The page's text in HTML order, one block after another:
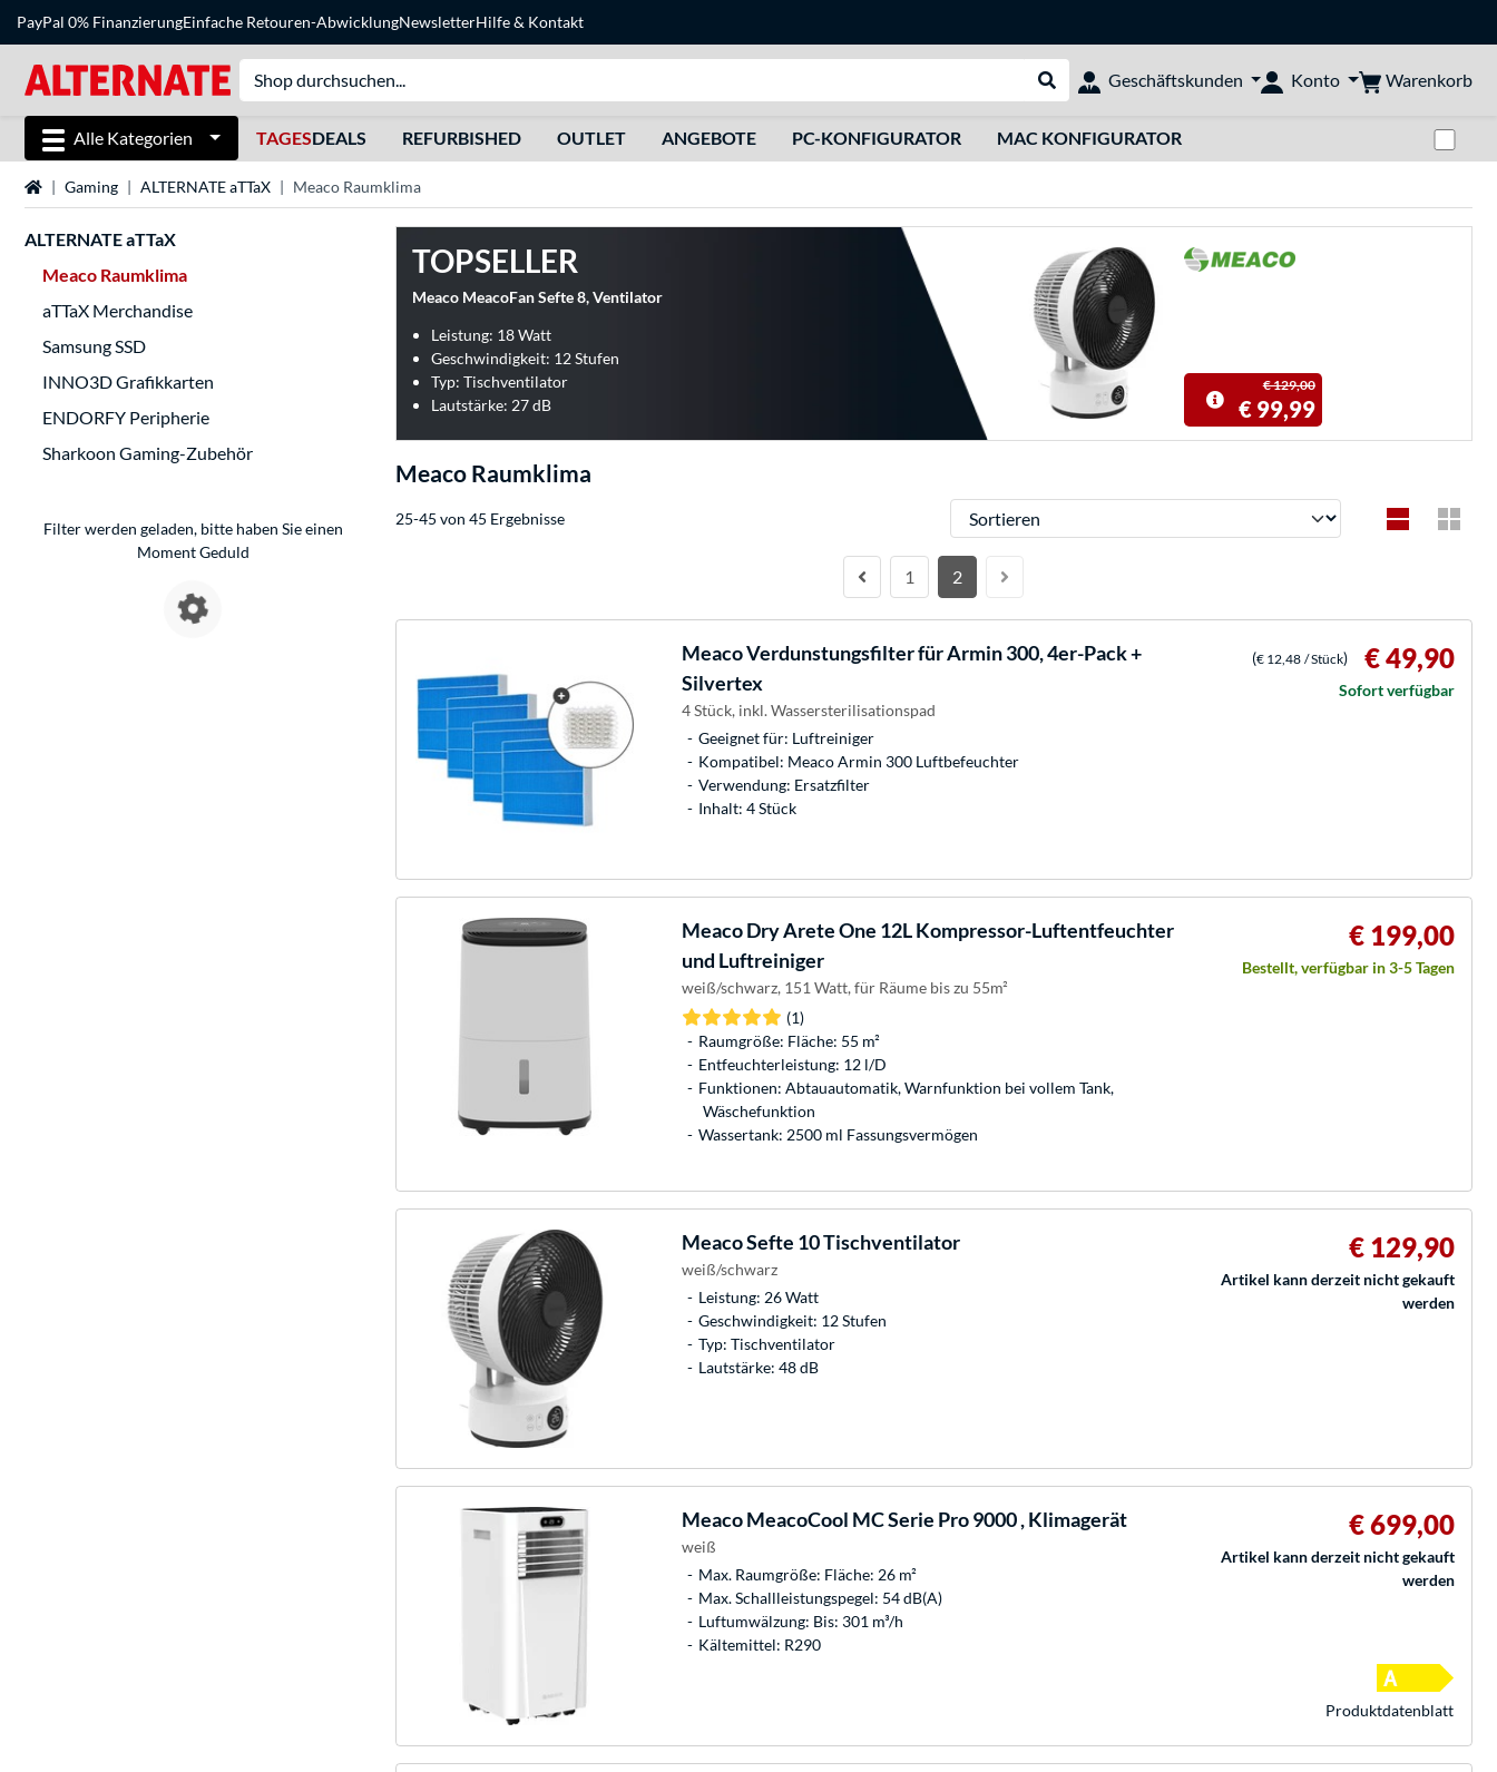
PayPal 0% FinanzierungEinfache Retouren-AbwicklungNewsletterHilfe& Kontakt
Suche durchführen
Geschäftskunden Konto Warenkorb
Alle Kategorien TAGESDEALS REFURBISHED OUTLET ANGEBOTE PC-KONFIGURATOR MAC KONFIGURATOR
StartseiteGaming ALTERNATE aTTaX Meaco Raumklima
ALTERNATE aTTaX
Meaco Raumklima
aTTaX Merchandise
Samsung SSD
INNO3D Grafikkarten
ENDORFY Peripherie
Sharkoon Gaming-Zubehör
Filter werden geladen, bitte haben Sie einen
Moment Geduld
TOPSELLER
Meaco MeacoFan Sefte 8, Ventilator
Leistung: 18 Watt
Geschwindigkeit: 12 Stufen
Typ: Tischventilator
Lautstärke: 27 dB
€ 129,00
€ 99,99
Meaco Raumklima
25-45 von 45 Ergebnisse Sortieren
1 2
MeacoVerdunstungsfilter für Armin 300, 4er-Pack +
Silvertex
4 Stück, inkl. Wassersterilisationspad
Geeignet für: Luftreiniger
Kompatibel: Meaco Armin 300 Luftbefeuchter
Verwendung: Ersatzfilter
Inhalt: 4 Stück
(€ 12,48 / Stück) € 49,90
Sofort verfügbar
MeacoDry Arete One 12L Kompressor-Luftentfeuchter
und Luftreiniger
weiß/schwarz, 151 Watt, für Räume bis zu 55m²
(1)
Raumgröße: Fläche: 55 m²
Entfeuchterleistung: 12 l/D
Funktionen: Abtauautomatik, Warnfunktion bei vollem Tank,
Wäschefunktion
Wassertank: 2500 ml Fassungsvermögen
€ 199,00
Bestellt, verfügbar in 3-5 Tagen
MeacoSefte 10 Tischventilator
weiß/schwarz
Leistung: 26 Watt
Geschwindigkeit: 12 Stufen
Typ: Tischventilator
Lautstärke: 48 dB
€ 129,90
Artikel kann derzeit nicht gekauft
werden
MeacoMeacoCool MC Serie Pro 9000 , Klimagerät
weiß
Max. Raumgröße: Fläche: 26 m²
Max. Schallleistungspegel: 54 dB(A)
Luftumwälzung: Bis: 301 m³/h
Kältemittel: R290
€ 699,00
Artikel kann derzeit nicht gekauft
werden
Produkt­datenblatt